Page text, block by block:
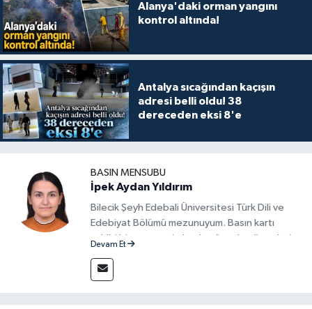
Alanya'daki orman yangını
kontrol altında!
Antalya sıcağından kaçışın
adresi belli oldu! 38
dereceden eksi 8'e
BASIN MENSUBU
İpek Aydan Yıldırım
Bilecik Şeyh Edebali Üniversitesi Türk Dili ve
Edebiyat Bölümü mezunuyum. Basın kartı
sahibi bir gazeteci olarak, güncel gelişmeleri
güvenilir ve tarafsız bilgilerle buluşturmayı
amaçlıyorum. Habercilik anlayışımda etik
Devam Et